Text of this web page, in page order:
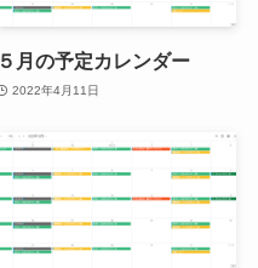
５月の予定カレンダー
2022年4月11日